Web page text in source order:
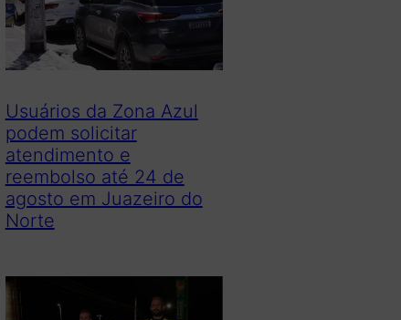
Usuários da Zona Azul
podem solicitar
atendimento e
reembolso até 24 de
agosto em Juazeiro do
Norte